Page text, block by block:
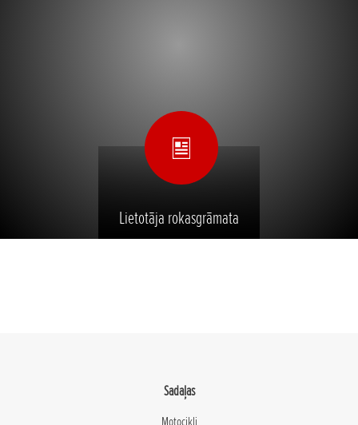
Lietotāja rokasgrāmata
Sadaļas
Motocikli